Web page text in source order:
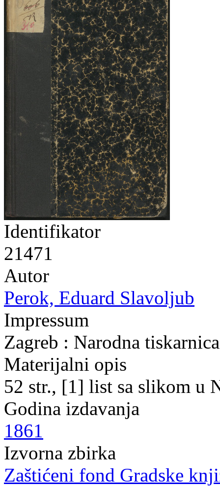
Identifikator
21471
Autor
Perok, Eduard Slavoljub
Impressum
Zagreb : Narodna
Materijalni opis
52 str., [1] list sa slikom u
Godina izdavanja
1861
Izvorna zbirka
Zaštićeni fond Gradske